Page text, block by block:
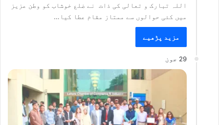
اللہ تبارک و تعالی کی ذات نے ضلع خوشاب کو وطن عزیز
میں کئی حوالوں سے ممتاز مقام عطا کیا…
مزید پڑھیے
29 جون